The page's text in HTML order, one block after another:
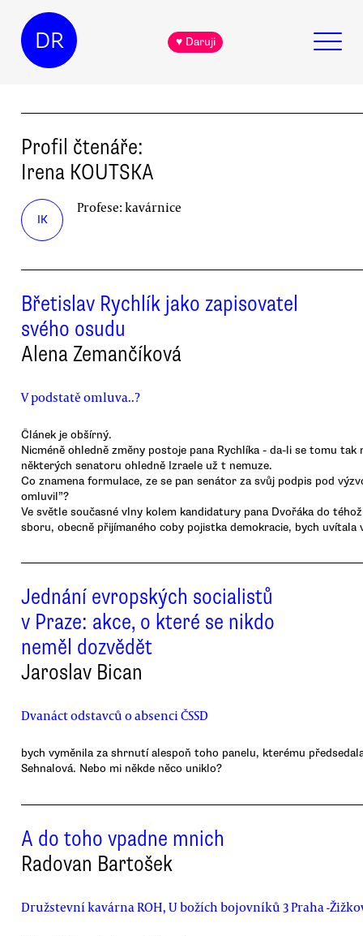
DR ♥ Daruji
Profil čtenáře:
Irena KOUTSKA
IK
Profese:kavárnice
Břetislav Rychlík jako zapisovatel
svého osudu
Alena Zemančíková
V podstatě omluva..?
Článek je obšírný.
Nicméně ohledně změny postoje pana Rychlíka - da-li se tomu tak
některých senatoru ohledně Izraele už t nemuze.
Co znamena formulace, ze se pan senátor za svůj podpis pod
omluvil”?
Ve světle současné vlny kolem kandidatury pana Dvořáka do
sboru, obecně přijímaného coby pojistka demokracie, bych uvítala
Jednání evropských socialistů
v Praze: akce, o které se nikdo
neměl dozvědět
Jaroslav Bican
Dvanáct odstavců o absenci ČSSD
bych vyměnila za shrnutí alespoň toho panelu, kterému
Sehnalová. Nebo mi někde něco uniklo?
A do toho vpadne mnich
Radovan Bartošek
Družstevní kavárna ROH, U božích bojovníků 3 Praha -